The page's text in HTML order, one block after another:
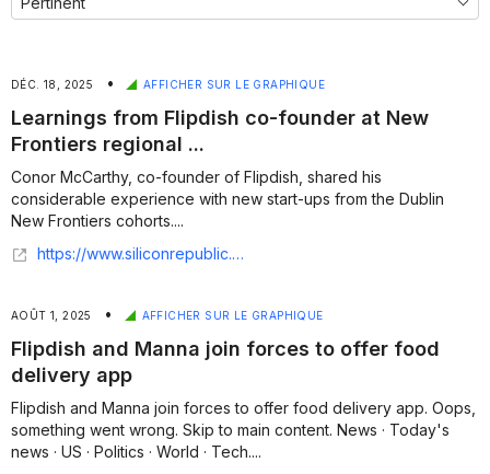
DÉC. 18, 2025 • AFFICHER SUR LE GRAPHIQUE
Learnings from Flipdish co-founder at New
Frontiers regional ...
Conor McCarthy, co-founder of Flipdish, shared his
considerable experience with new start-ups from the Dublin
New Frontiers cohorts....
https://www.siliconrepublic.com/start-ups/learnings-from-flipdish-co-founder-at-new-frontiers-regional-gathering-salesforce
AOÛT 1, 2025 • AFFICHER SUR LE GRAPHIQUE
Flipdish and Manna join forces to offer food
delivery app
Flipdish and Manna join forces to offer food delivery app. Oops,
something went wrong. Skip to main content. News · Today's
news · US · Politics · World · Tech....